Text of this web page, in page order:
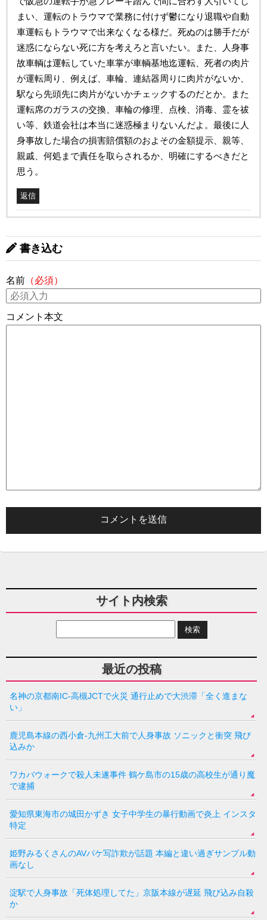
まい、運転のトラウマで業務に付けず鬱になり退職や自動
車運転もトラウマで出来なくなる様だ。死ぬのは勝手だが
迷惑にならない死に方を考えろと言いたい。また、人身事
故車輌は運転していた車掌が車輌基地迄運転、死者の肉片
が運転周り、例えば、車輪、連結器周りに肉片がないか、
駅なら先頭先に肉片がないかチェックするのだとか。また
運転席のガラスの交換、車輪の修理、点検、消毒、霊を祓
い等、鉄道会社は本当に迷惑極まりないんだよ。最後に人
身事故した場合の損害賠償額のおよその金額提示、親等、
親戚、何処まで責任を取らされるか、明確にするべきだと
思う。
返信
書き込む
名前 （必須）
コメント本文
サイト内検索
最近の投稿
名神の京都南IC-高槻JCTで火災 通行止めで大渋滞「全く進まな
い」
鹿児島本線の西小倉-九州工大前で人身事故 ソニックと衝突 飛び
込みか
ワカバウォークで殺人未遂事件 鶴ケ島市の15歳の高校生が通り魔
で逮捕
愛知県東海市の城田かずき 女子中学生の暴行動画で炎上 インスタ
特定
姫野みるくさんのAVパケ写詐欺が話題 本編と違い過ぎサンプル動
画なし
淀駅で人身事故「死体処理してた」京阪本線が遅延 飛び込み自殺
か